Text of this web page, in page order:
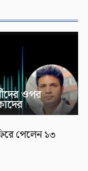
ওপর
পেলেন ১৩